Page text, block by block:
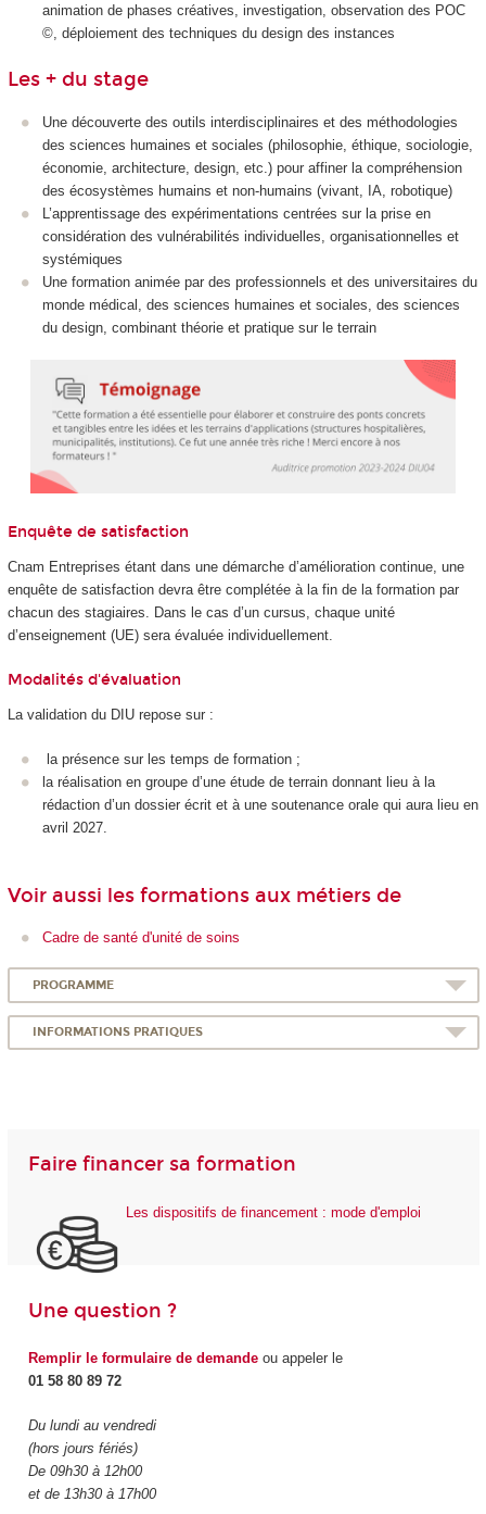
animation de phases créatives, investigation, observation des POC
©, déploiement des techniques du design des instances
Les + du stage
Une découverte des outils interdisciplinaires et des méthodologies
des sciences humaines et sociales (philosophie, éthique, sociologie,
économie, architecture, design, etc.) pour affiner la compréhension
des écosystèmes humains et non-humains (vivant, IA, robotique)
L’apprentissage des expérimentations centrées sur la prise en
considération des vulnérabilités individuelles, organisationnelles et
systémiques
Une formation animée par des professionnels et des universitaires du
monde médical, des sciences humaines et sociales, des sciences
du design, combinant théorie et pratique sur le terrain
Enquête de satisfaction
Cnam Entreprises étant dans une démarche d’amélioration continue, une
enquête de satisfaction devra être complétée à la fin de la formation par
chacun des stagiaires. Dans le cas d’un cursus, chaque unité
d’enseignement (UE) sera évaluée individuellement.
Modalités d'évaluation
La validation du DIU repose sur :
la présence sur les temps de formation ;
la réalisation en groupe d’une étude de terrain donnant lieu à la
rédaction d’un dossier écrit et à une soutenance orale qui aura lieu en
avril 2027.
Voir aussi les formations aux métiers de
Cadre de santé d'unité de soins
PROGRAMME
INFORMATIONS PRATIQUES
Faire financer sa formation
Les dispositifs de financement : mode d'emploi
Une question ?
Remplir le formulaire de demandeou appeler le
01 58 80 89 72
Du lundi au vendredi
(hors jours fériés)
De 09h30 à 12h00
et de 13h30 à 17h00